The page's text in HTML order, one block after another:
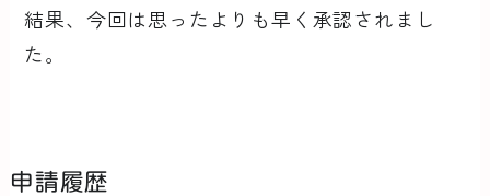
結果、今回は思ったよりも早く承認されまし
た。
申請履歴